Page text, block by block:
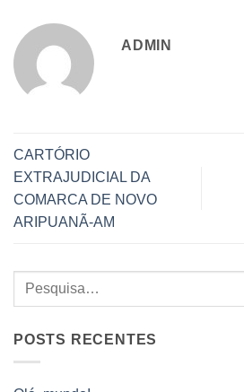
ADMIN
CARTÓRIO
EXTRAJUDICIAL DA
COMARCA DE NOVO
ARIPUANÃ-AM
POSTS RECENTES